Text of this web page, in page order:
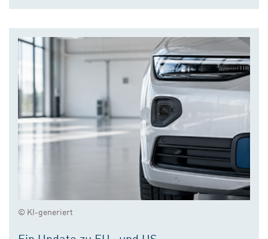
© KI-generiert